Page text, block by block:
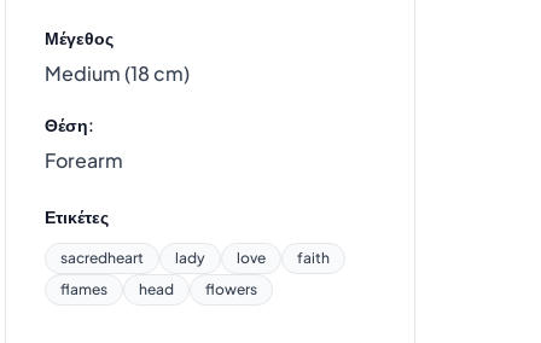
Μέγεθος
Medium (18 cm)
Θέση:
Forearm
Ετικέτες
sacredheart lady love
faith
flames
head flowers